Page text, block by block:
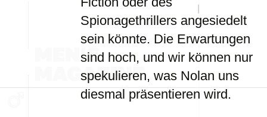
Spionagethrillers angesiedelt
sein könnte. Die Erwartungen
sind hoch, und wir können nur
spekulieren, was Nolan uns
diesmal präsentieren wird.